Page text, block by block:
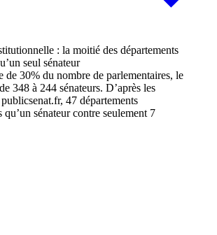
de 30% du nombre de parlementaires, le
348 à 244 sénateurs. D’après les
47 départements
qu’un sénateur contre seulement 7